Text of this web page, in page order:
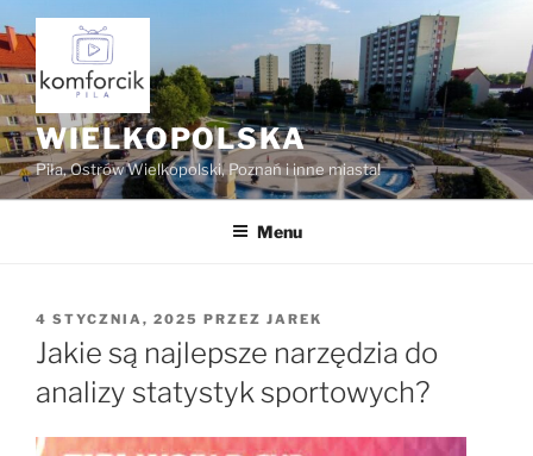
Przejdź
do
treści
WIELKOPOLSKA
Piła, Ostrów Wielkopolski, Poznań i inne miasta!
Menu
OPUBLIKOWANE
W
4 STYCZNIA, 2025 PRZEZ JAREK
Jakie są najlepsze narzędzia do
analizy statystyk sportowych?